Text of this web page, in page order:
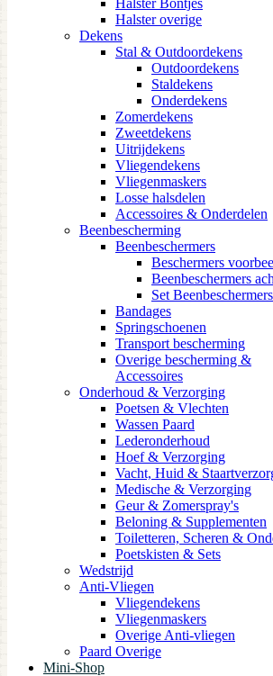
Halster overige
Dekens
Stal & Outdoordekens
Outdoordekens
Staldekens
Onderdekens
Zomerdekens
Zweetdekens
Uitrijdekens
Vliegendekens
Vliegenmaskers
Losse halsdelen
Accessoires & Onderdelen
Beenbescherming
Beenbeschermers
Beschermers
Beenbeschermers
Set Beenbeschermers
Bandages
Springschoenen
Transport bescherming
Overige bescherming &
Accessoires
Onderhoud & Verzorging
Poetsen & Vlechten
Wassen Paard
Lederonderhoud
Hoef & Verzorging
Vacht, Huid &
Medische & Verzorging
Geur & Zomerspray's
Beloning & Supplementen
Toiletteren, Scheren &
Poetskisten & Sets
Wedstrijd
Anti-Vliegen
Vliegendekens
Vliegenmaskers
Overige Anti-vliegen
Paard Overige
Mini-Shop